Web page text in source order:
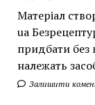
Матеріал
ua
придбати без
належать
Залишити